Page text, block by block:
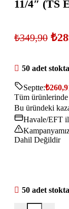
11/4″ (TS
₺349,90 ₺
50 adet stokta
Septte:₺
Tüm
Bu üründeki
Havale/EFT
Dahil Değildir
50 adet stokta